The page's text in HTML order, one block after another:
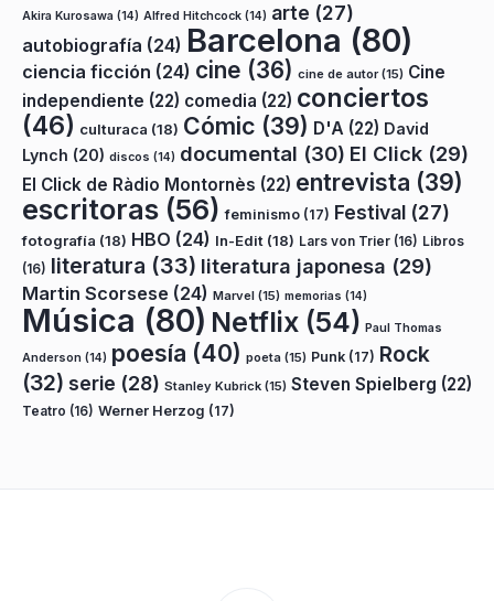
Akira Kurosawa (14) Alfred Hitchcock (14) arte (27)
autobiografía (24) Barcelona (80)
ciencia ficción (24) cine (36) cine de autor(15) Cine
independiente (22) comedia (22) conciertos
(46) culturaca (18) Cómic (39) D'A (22) David
Lynch (20) discos (14) documental (30) El Click (29)
El Click de Ràdio Montornès (22) entrevista (39)
escritoras (56) feminismo (17) Festival (27)
fotografía (18) HBO (24) In-Edit (18) Lars von Trier (16) Libros
(16) literatura (33) literatura japonesa (29)
Martin Scorsese (24) Marvel (15) memorias (14)
Música (80) Netflix (54) Paul Thomas
Anderson (14) poesía (40) poeta (15) Punk (17) Rock
(32) serie (28) Stanley Kubrick (15) Steven Spielberg (22)
Teatro (16) Werner Herzog (17)